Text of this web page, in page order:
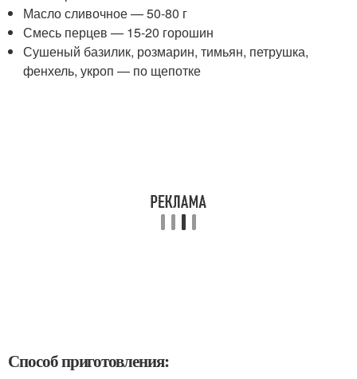
Масло сливочное — 50-80 г
Смесь перцев — 15-20 горошин
Сушеный базилик, розмарин, тимьян, петрушка,
фенхель, укроп — по щепотке
Способ приготовления: